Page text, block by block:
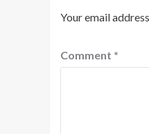
Your email
Comment *